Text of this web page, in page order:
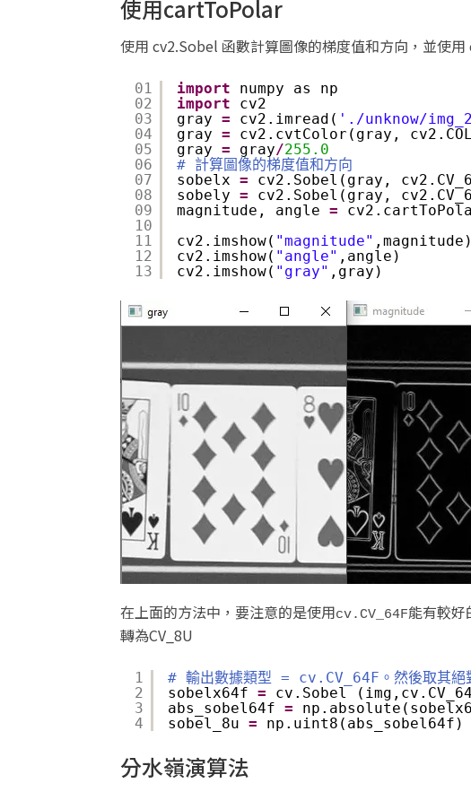
使用cartToPolar
使用 cv2.Sobel 函數計算圖像的梯度值和方向，並使
01
02
03
04
05
06
07
08
09
10
11
12
13
import
numpy as np
import
cv2
gray = cv2.imread( './unknow/
gray =
cv2.cvtColor(gray,
gray = gray/255.0
# 計算圖像的梯度值和方向
sobelx = cv2.Sobel(gray,
sobely = cv2.Sobel(gray,
magnitude, angle =
cv2.imshow( "magnitude" ,magnitude)
cv2.imshow( "angle" ,angle)
cv2.imshow( "gray" ,gray)
在上面的方法中，要注意的是使用cv.CV_64F能有較好
轉為CV_8U
1
2
3
4
# 輸出數據類型 = cv.CV_64F。然後取其絕
sobelx64f = cv.Sobel
abs_sobel64f =
sobel_8u = np.uint8(abs_sobel64f)
分水嶺演算法